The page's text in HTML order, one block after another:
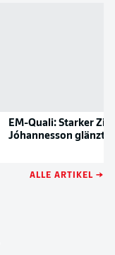
EM-Quali: Starker
Jóhannesson glänzt
ALLE ARTIKEL →